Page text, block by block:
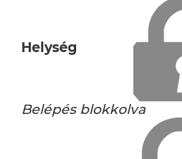
Helység
Belépés blokkolva